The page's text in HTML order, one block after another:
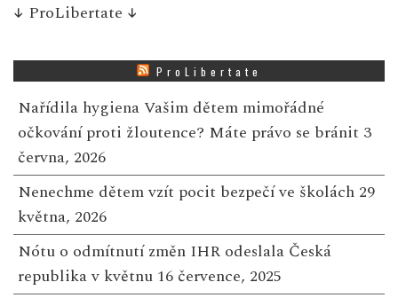
↓ ProLibertate ↓
ProLibertate
Nařídila hygiena Vašim dětem mimořádné
očkování proti žloutence? Máte právo se bránit 3
června, 2026
Nenechme dětem vzít pocit bezpečí ve školách 29
května, 2026
Nótu o odmítnutí změn IHR odeslala Česká
republika v květnu 16 července, 2025